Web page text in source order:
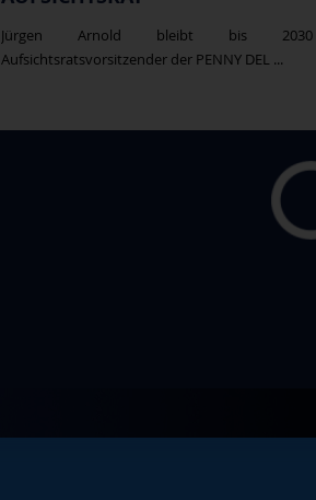
Jürgen Arnold bleibt bis 2030
Aufsichtsratsvorsitzender der PENNY DEL ...